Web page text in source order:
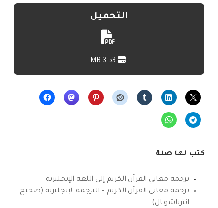
التحميل
كتب لها صلة
ترجمة معاني القرآن الكريم إلى اللغة الإنجليزية
ترجمة معاني القرآن الكريم – الترجمة الإنجليزية (صحيح
انترناشونال)